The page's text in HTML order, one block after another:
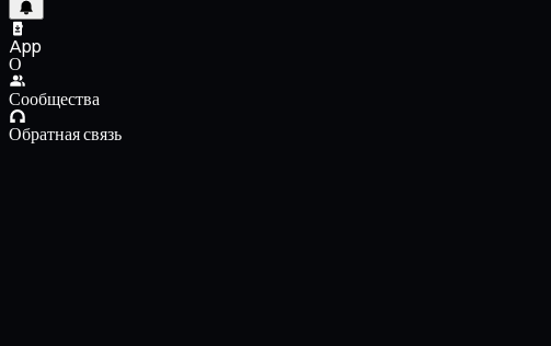
App
О
Сообщества
Обратная связь